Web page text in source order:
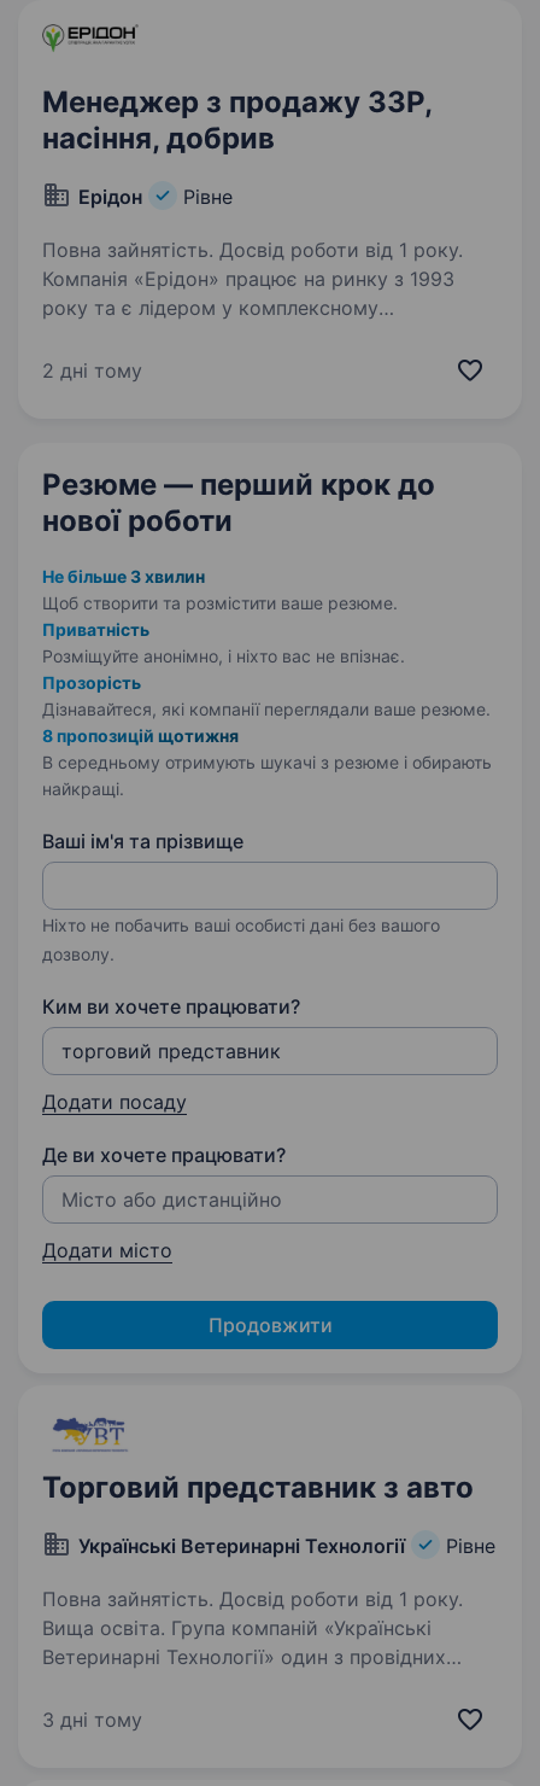
польових…
Менеджер з продажу ЗЗР,
насіння, добрив
Ерідон Рівне
Повна зайнятість. Досвід роботи від 1 року.
Компанія «Ерідон» працює на ринку з 1993
року та є лідером у комплексному
підприємств України. Ми пропонуємо широкий
2 дні тому
Резюме — перший крок до
нової роботи
Не більше 3 хвилин
Щоб створити та розмістити ваше резюме.
Приватність
Розміщуйте анонімно, і ніхто вас не впізнає.
Прозорість
Дізнавайтеся, які компанії переглядали ваше резюме.
8 пропозицій щотижня
В середньому отримують шукачі з резюме і обирають
найкращі.
Ваші ім'я та прізвище
Ніхто не побачить ваші особисті дані без вашого
дозволу.
Ким ви хочете працювати?
Додати посаду
Де ви хочете працювати?
Додати місто
Продовжити
Торговий представник з авто
Українські Ветеринарні Технології Рівне
Повна зайнятість. Досвід роботи від 1 року.
Вища освіта. Група компаній «Українські
Ветеринарні Технології» один з провідних
ветеринарних препаратів та продуктів для
3 дні тому